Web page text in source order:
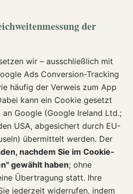
der
wir – ausschließlich mit
Ads Conversion-Tracking
häufig der Verweis zum App
kann ein Cookie gesetzt
an Google (Google Ireland Ltd.;
USA, abgesichert durch EU-
übermittelt werden. Der
nachdem Sie im Cookie-
gewählt haben; ohne
Übertragung statt. Ihre
jederzeit widerrufen, indem